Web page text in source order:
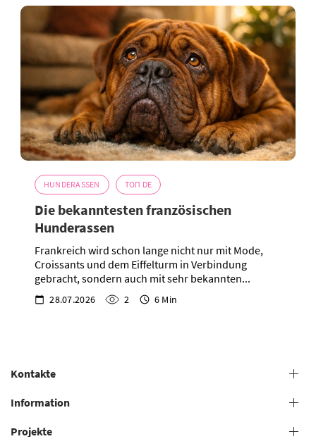
HUNDERASSEN ТОП DE
Die bekanntesten französischen
Hunderassen
Frankreich wird schon lange nicht nur mit Mode,
Croissants und dem Eiffelturm in Verbindung
gebracht, sondern auch mit sehr bekannten...
28.07.2026 2 6 Min
Kontakte
+38 (073) 606 74 43 Pflege
Information
Allgemeine Geschäftsbedingungen
Projekte